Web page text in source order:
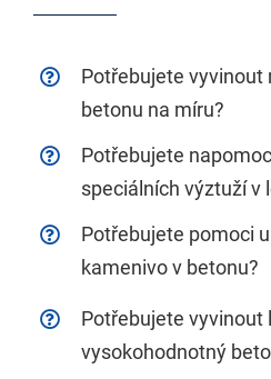
Potřebujete vyvinout
betonu na míru?
Potřebujete
speciálních výztuží v
Potřebujete pomoci
kamenivo v betonu?
Potřebujete vyvinout
vysokohodnotný